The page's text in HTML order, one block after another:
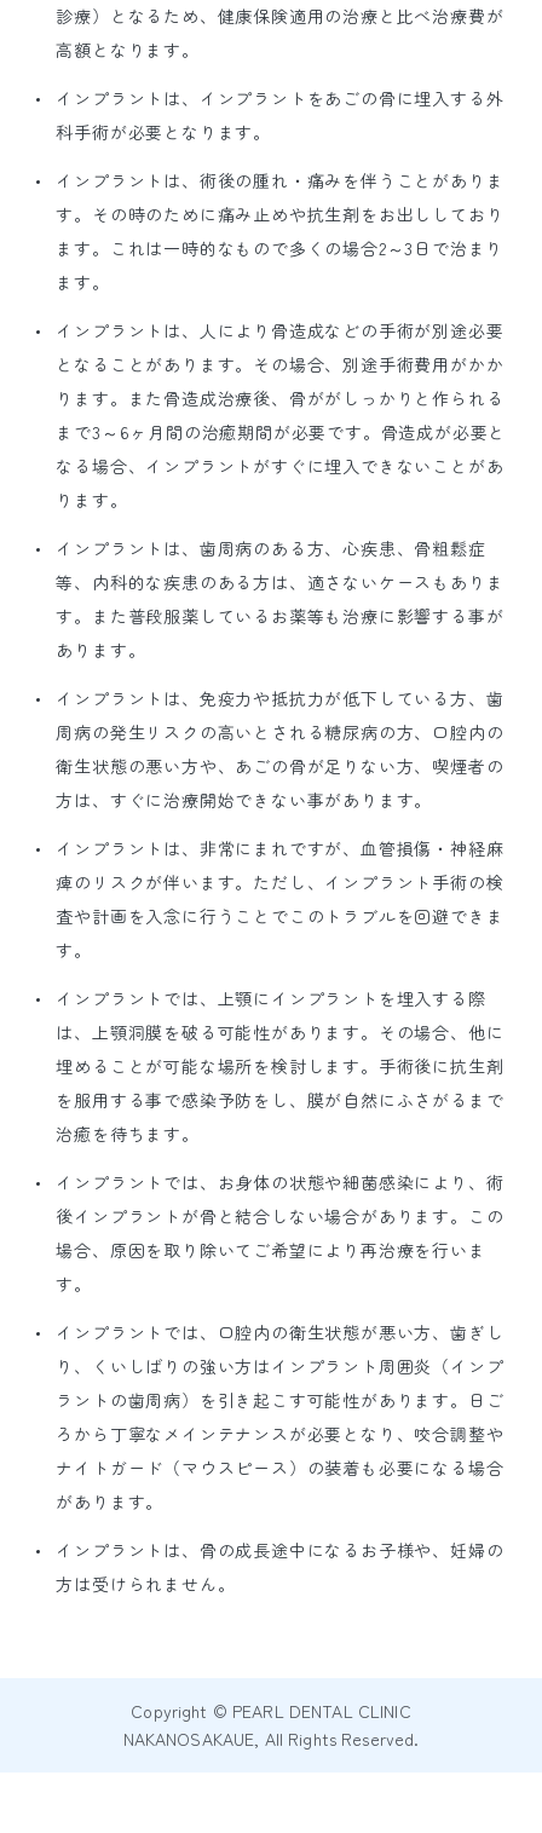
診療）となるため、健康保険適用の治療と比べ治療費が
高額となります。
インプラントは、インプラントをあごの骨に埋入する外
科手術が必要となります。
インプラントは、術後の腫れ・痛みを伴うことがありま
す。その時のために痛み止めや抗生剤をお出ししており
ます。これは一時的なもので多くの場合2～3日で治まり
ます。
インプラントは、人により骨造成などの手術が別途必要
となることがあります。その場合、別途手術費用がかか
ります。また骨造成治療後、骨ががしっかりと作られる
まで3～6ヶ月間の治癒期間が必要です。骨造成が必要と
なる場合、インプラントがすぐに埋入できないことがあ
ります。
インプラントは、歯周病のある方、心疾患、骨粗鬆症
等、内科的な疾患のある方は、適さないケースもありま
す。また普段服薬しているお薬等も治療に影響する事が
あります。
インプラントは、免疫力や抵抗力が低下している方、歯
周病の発生リスクの高いとされる糖尿病の方、口腔内の
衛生状態の悪い方や、あごの骨が足りない方、喫煙者の
方は、すぐに治療開始できない事があります。
インプラントは、非常にまれですが、血管損傷・神経麻
痺のリスクが伴います。ただし、インプラント手術の検
査や計画を入念に行うことでこのトラブルを回避できま
す。
インプラントでは、上顎にインプラントを埋入する際
は、上顎洞膜を破る可能性があります。その場合、他に
埋めることが可能な場所を検討します。手術後に抗生剤
を服用する事で感染予防をし、膜が自然にふさがるまで
治癒を待ちます。
インプラントでは、お身体の状態や細菌感染により、術
後インプラントが骨と結合しない場合があります。この
場合、原因を取り除いてご希望により再治療を行いま
す。
インプラントでは、口腔内の衛生状態が悪い方、歯ぎし
り、くいしばりの強い方はインプラント周囲炎（インプ
ラントの歯周病）を引き起こす可能性があります。日ご
ろから丁寧なメインテナンスが必要となり、咬合調整や
ナイトガード（マウスピース）の装着も必要になる場合
があります。
インプラントは、骨の成長途中になるお子様や、妊婦の
方は受けられません。
Copyright © PEARL DENTAL CLINIC
NAKANOSAKAUE, All Rights Reserved.